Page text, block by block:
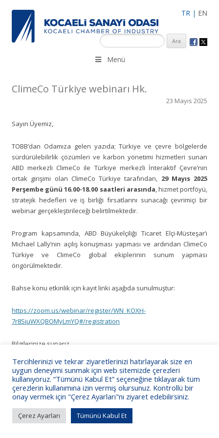
TR | EN
KSO 3500’ü aşkın sanayi kuruluşuna uzman çalışanları ile İzmit
Merkez, Çayırova, Dilovası, Gebze ve İMES OSB’deki ofisleri ile
Menü
ClimeCo Türkiye webinarı Hk.
23 Mayıs 2025
Sayın Üyemiz,
TOBB’dan Odamıza gelen yazıda; Türkiye ve çevre bölgelerde
sürdürülebilirlik çözümleri ve karbon yönetimi hizmetleri sunan
ABD merkezli ClimeCo ile Türkiye merkezli İnteraktif Çevre’nin
ortak girişimi olan ClimeCo Türkiye tarafından, 29 Mayıs 2025
Perşembe günü 16.00-18.00 saatleri arasında, hizmet portföyü,
stratejik hedefleri ve iş birliği fırsatlarını sunacağı çevrimiçi bir
webinar gerçekleştirileceği belirtilmektedir.
Program kapsamında, ABD Büyükelçiliği Ticaret Elçi-Müsteşar’ı
Michael Lally’nin açılış konuşması yapması ve ardından ClimeCo
Türkiye ve ClimeCo global ekiplerinin sunum yapması
öngörülmektedir.
Bahse konu etkinlik için kayıt linki aşağıda sunulmuştur:
https://zoom.us/webinar/register/WN_KOXH-
7r8SiuWXQBOMyLmYQ#/registration
Bilgilerinize sunarız
KSO Bilgi İşlem
Tercihlerinizi ve tekrar ziyaretlerinizi hatırlayarak size en
uygun deneyimi sunmak için web sitemizde çerezleri
kullanıyoruz. “Tümünü Kabul Et” seçeneğine tıklayarak tüm
çerezlerin kullanımına izin vermiş olursunuz. Kontrollü bir
onay vermek için "Çerez Ayarları"nı ziyaret edebilirsiniz.
Çerez Ayarları Tümünü Kabul Et